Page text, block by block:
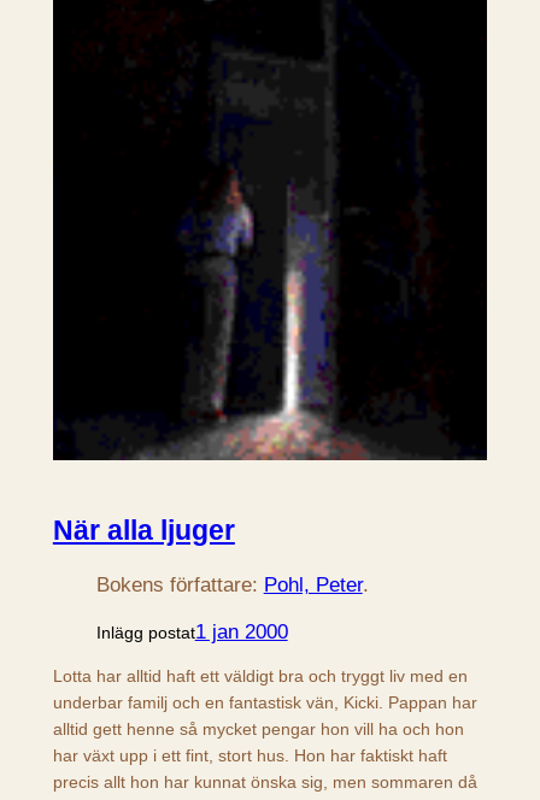
När alla ljuger
Bokens författare: Pohl, Peter.
Inlägg postat1 jan 2000
Lotta har alltid haft ett väldigt bra och tryggt liv med en
underbar familj och en fantastisk vän, Kicki. Pappan har
alltid gett henne så mycket pengar hon vill ha och hon
har växt upp i ett fint, stort hus. Hon har faktiskt haft
precis allt hon har kunnat önska sig, men sommaren då